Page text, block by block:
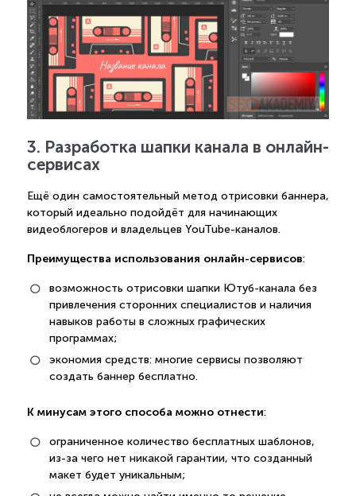
3. Разработка шапки канала в онлайн-
сервисах
Ещё один самостоятельный метод отрисовки баннера,
который идеально подойдёт для начинающих
видеоблогеров и владельцев YouTube-каналов.
Преимущества использования онлайн-сервисов:
возможность отрисовки шапки Ютуб-канала без
привлечения сторонних специалистов и наличия
навыков работы в сложных графических
программах;
экономия средств: многие сервисы позволяют
создать баннер бесплатно.
К минусам этого способа можно отнести:
ограниченное количество бесплатных шаблонов,
из-за чего нет никакой гарантии, что созданный
макет будет уникальным;